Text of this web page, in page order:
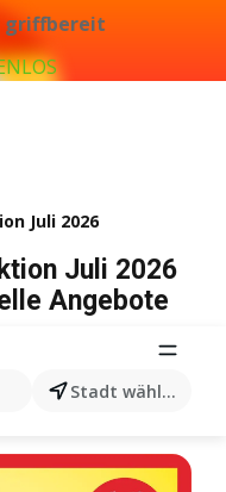
griffbereit
Produkten...
Stadt wählen
Juli 2026
Juli 2026
Angebote